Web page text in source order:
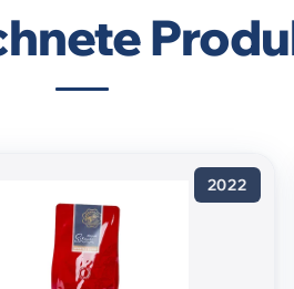
2022